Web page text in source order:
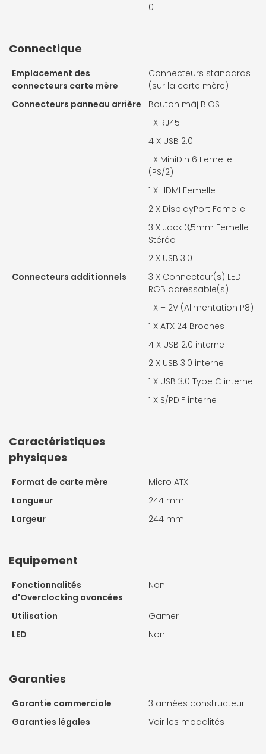
0
Connectique
Emplacement des
connecteurs carte mère
Connecteurs standards
(sur la carte mère)
Connecteurs panneau arrière
Bouton màj BIOS
1 X RJ45
4 X USB 2.0
1 X MiniDin 6 Femelle
(PS/2)
1 X HDMI Femelle
2 X DisplayPort Femelle
3 X Jack 3,5mm Femelle
Stéréo
2 X USB 3.0
Connecteurs additionnels
3 X Connecteur(s) LED
RGB adressable(s)
1 X +12V (Alimentation P8)
1 X ATX 24 Broches
4 X USB 2.0 interne
2 X USB 3.0 interne
1 X USB 3.0 Type C interne
1 X S/PDIF interne
Caractéristiques
physiques
Format de carte mère
Micro ATX
Longueur
244 mm
Largeur
244 mm
Equipement
Fonctionnalités
d'Overclocking avancées
Non
Utilisation
Gamer
LED
Non
Garanties
Garantie commerciale
3 années constructeur
Garanties légales
Voir les modalités